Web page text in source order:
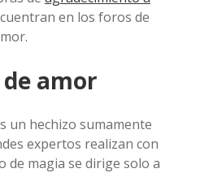
en los foros de
amor
un hechizo sumamente
expertos realizan con
de magia se dirige solo a